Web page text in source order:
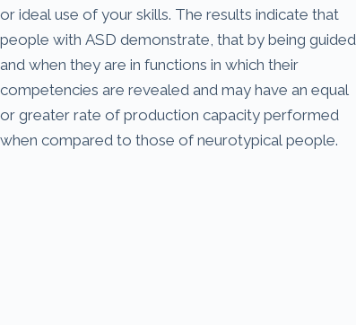
or ideal use of your skills. The results indicate that
people with ASD demonstrate, that by being guided
and when they are in functions in which their
competencies are revealed and may have an equal
or greater rate of production capacity performed
when compared to those of neurotypical people.